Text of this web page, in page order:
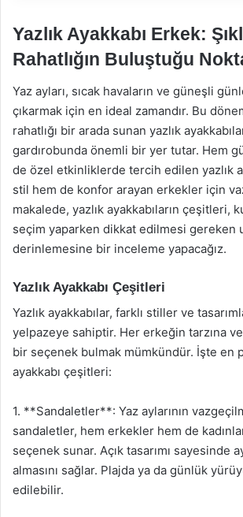
Yazlık Ayakkabı Erkek:
Rahatlığın Buluştuğu
Yaz ayları, sıcak havaların ve güneşli
çıkarmak için en ideal zamandır. Bu
rahatlığı bir arada sunan yazlık
gardırobunda önemli bir yer tutar. Hem
de özel etkinliklerde tercih edilen yazlık
stil hem de konfor arayan erkekler için
makalede, yazlık ayakkabıların çeşitleri,
seçim yaparken dikkat edilmesi gereken
derinlemesine bir inceleme yapacağız.
Yazlık Ayakkabı Çeşitleri
Yazlık ayakkabılar, farklı stiller ve
yelpazeye sahiptir. Her erkeğin tarzına
bir seçenek bulmak mümkündür. İşte en
ayakkabı çeşitleri:
1. **Sandaletler**: Yaz aylarının
sandaletler, hem erkekler hem de
seçenek sunar. Açık tasarımı sayesinde
almasını sağlar. Plajda ya da günlük
edilebilir.